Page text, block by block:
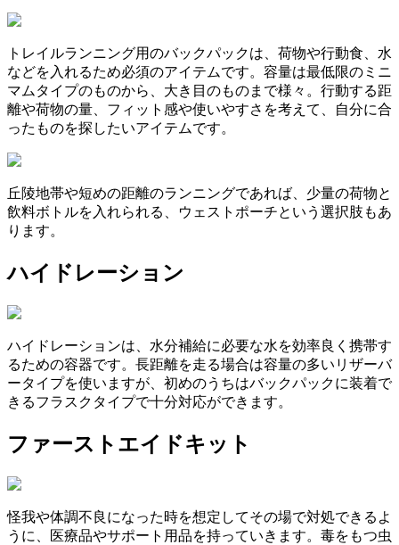
トレイルランニング用のバックパックは、荷物や行動食、水
などを入れるため必須のアイテムです。容量は最低限のミニ
マムタイプのものから、大き目のものまで様々。行動する距
離や荷物の量、フィット感や使いやすさを考えて、自分に合
ったものを探したいアイテムです。
丘陵地帯や短めの距離のランニングであれば、少量の荷物と
飲料ボトルを入れられる、ウェストポーチという選択肢もあ
ります。
ハイドレーション
ハイドレーションは、水分補給に必要な水を効率良く携帯す
るための容器です。長距離を走る場合は容量の多いリザーバ
ータイプを使いますが、初めのうちはバックパックに装着で
きるフラスクタイプで十分対応ができます。
ファーストエイドキット
怪我や体調不良になった時を想定してその場で対処できるよ
うに、医療品やサポート用品を持っていきます。毒をもつ虫